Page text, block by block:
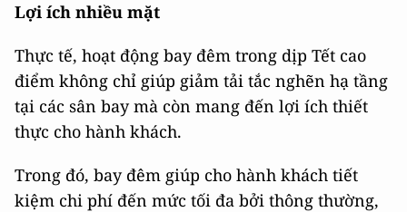
Lợi ích nhiều mặt
Thực tế, hoạt động bay đêm trong dịp Tết cao
điểm không chỉ giúp giảm tải tắc nghẽn hạ tầng
tại các sân bay mà còn mang đến lợi ích thiết
thực cho hành khách.
Trong đó, bay đêm giúp cho hành khách tiết
kiệm chi phí đến mức tối đa bởi thông thường,